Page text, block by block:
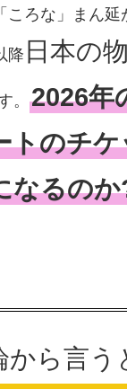
ころな」まん延
降 日本の
。 2026年
トのチケ
なるのか
から言う